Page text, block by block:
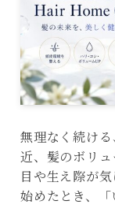
無理なく続け
近、髪のボリ
目や生え際が
始めたとき、